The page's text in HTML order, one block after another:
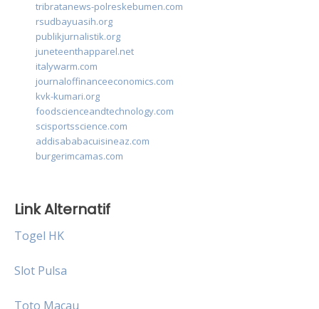
tribratanews-polreskebumen.com
rsudbayuasih.org
publikjurnalistik.org
juneteenthapparel.net
italywarm.com
journaloffinanceeconomics.com
kvk-kumari.org
foodscienceandtechnology.com
scisportsscience.com
addisababacuisineaz.com
burgerimcamas.com
Link Alternatif
Togel HK
Slot Pulsa
Toto Macau